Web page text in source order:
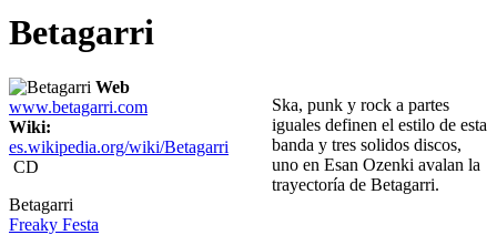
Betagarri
Web
www.betagarri.com
Wiki:
es.wikipedia.org/wiki/Betagarri
CD
Betagarri
Freaky Festa
Ska, punk y rock a partes
iguales definen el estilo de esta
banda y tres solidos discos,
uno en Esan Ozenki avalan la
trayectoría de Betagarri.